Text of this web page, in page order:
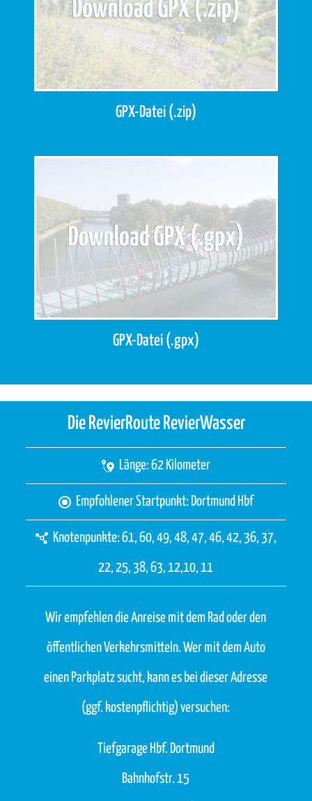
GPX-Datei (.zip)
GPX-Datei (.gpx)
Die RevierRoute RevierWasser
Länge: 62 Kilometer
Empfohlener Startpunkt: Dortmund Hbf
Knotenpunkte: 61, 60, 49, 48, 47, 46, 42, 36, 37,
22, 25, 38, 63, 12,10, 11
Wir empfehlen die Anreise mit dem Rad oder den
öffentlichen Verkehrsmitteln. Wer mit dem Auto
einen Parkplatz sucht, kann es bei dieser Adresse
(ggf. kostenpflichtig) versuchen:
Tiefgarage Hbf. Dortmund
Bahnhofstr. 15